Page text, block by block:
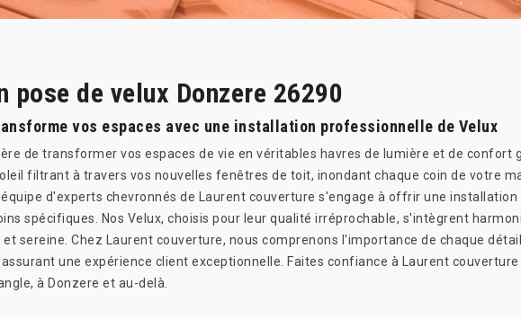
pose de velux Donzere 26290
vos espaces avec une installation professionnelle de Velux
de transformer vos espaces de vie en véritables havres de lumière et de confort
filtrant à travers vos nouvelles fenêtres de toit, inondant chaque coin de votre
d'experts chevronnés de Laurent couverture s'engage à offrir une
spécifiques. Nos Velux, choisis pour leur qualité irréprochable, s'intègrent
sereine. Chez Laurent couverture, nous comprenons l'importance de chaque
une expérience client exceptionnelle. Faites confiance à Laurent
à Donzere et au-delà.